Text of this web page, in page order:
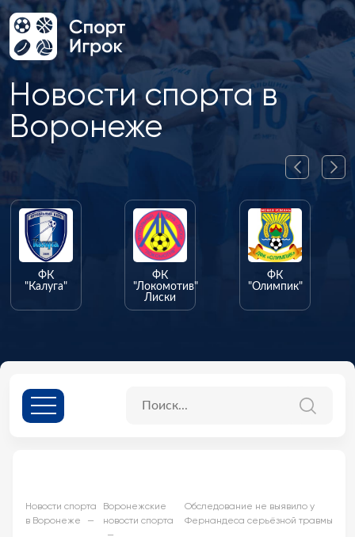
Новости спорта в
Воронеже
ФК
"Калуга"
ФК
"Локомотив"
Лиски
ФК
"Олимпик"
Новости спорта
в Воронеже
Воронежские
новости спорта
Обследование не выявило у
Фернандеса серьёзной травмы